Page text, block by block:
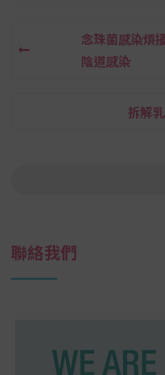
文
念珠菌感染煩
陰道感染
拆解
聯絡我們